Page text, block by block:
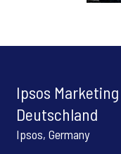
Ipsos
Deutschland
Ipsos, Germany